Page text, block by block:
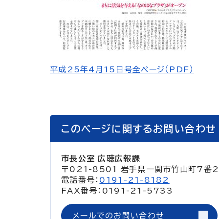
平成25年4月15日号全ページ（PDF）
このページに関するお問い合わせ
市長公室 広聴広報課
〒021-8501 岩手県一関市竹山町7番
電話番号： 0191-21-8182
FAX番号：0191-21-5733
メールでのお問い合わせ